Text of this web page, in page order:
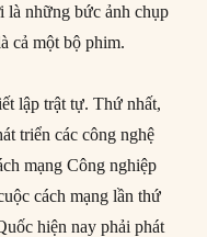
là những bức ảnh chụp
cả một bộ phim.
lập trật tự. Thứ nhất,
triển các công nghệ
mạng Công nghiệp
cách mạng lần thứ
hiện nay phải phát